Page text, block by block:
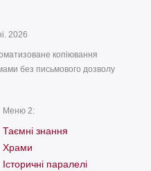
2026
копіювання
без письмового дозволу
Меню 2:
Таємні знання
Храми
Історичні паралелі